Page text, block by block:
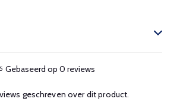
5 Gebaseerd op 0 reviews
geschreven over dit product.